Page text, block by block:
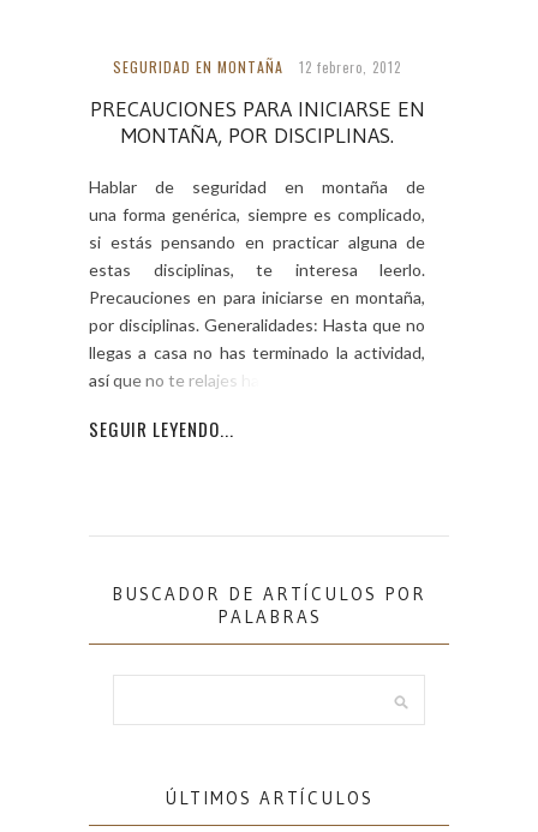
SEGURIDAD EN MONTAÑA 12 febrero, 2012
PRECAUCIONES PARA INICIARSE EN
MONTAÑA, POR DISCIPLINAS.
Hablar de seguridad en montaña de
una forma genérica, siempre es complicado,
si estás pensando en practicar alguna de
estas disciplinas, te interesa leerlo.
Precauciones en para iniciarse en montaña,
por disciplinas. Generalidades: Hasta que no
llegas a casa no has terminado la actividad,
así que no te relajes hasta ese
SEGUIR LEYENDO...
BUSCADOR DE ARTÍCULOS POR
PALABRAS
ÚLTIMOS ARTÍCULOS